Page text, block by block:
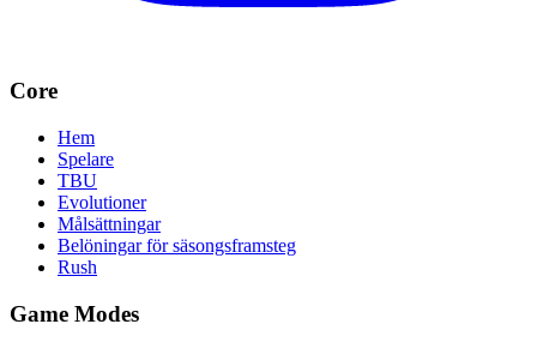
Core
Hem
Spelare
TBU
Evolutioner
Målsättningar
Belöningar för säsongsframsteg
Rush
Game Modes